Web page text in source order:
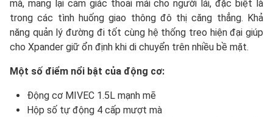
mà, mang lại cảm giác thoải mái cho người lái, đặc biệt là
trong các tình huống giao thông đô thị căng thẳng. Khả
năng quản lý đường đi tốt cùng hệ thống treo hiện đại giúp
cho Xpander giữ ổn định khi di chuyển trên nhiều bề mặt.
Một số điểm nổi bật của động cơ:
Động cơ MIVEC 1.5L mạnh mẽ
Hộp số tự động 4 cấp mượt mà